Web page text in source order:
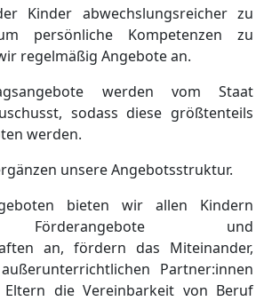
Kinder abwechslungsreicher zu
persönliche Kompetenzen zu
regelmäßig Angebote an.
werden vom Staat
sodass diese größtenteils
werden.
unsere Angebotsstruktur.
bieten wir allen Kindern
Förderangebote und
an, fördern das Miteinander,
Partner:innen
die Vereinbarkeit von Beruf